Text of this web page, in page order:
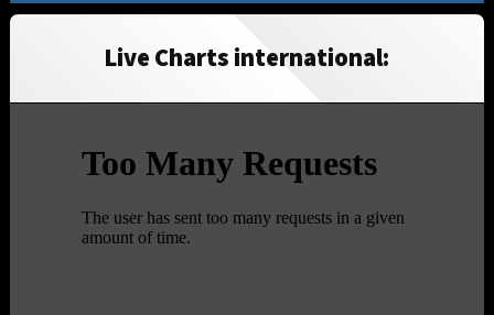
Live Charts international: